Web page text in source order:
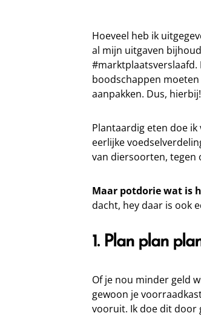
Hoeveel heb ik
al mijn uitgaven
#marktplaatsverslaafd.
boodschappen
aanpakken. Dus,
Plantaardig eten doe
eerlijke
van diersoorten, tegen
Maar potdorie wat is
dacht, hey daar is ook
1. Plan plan
Of je nou minder geld
gewoon je
vooruit. Ik doe dit door